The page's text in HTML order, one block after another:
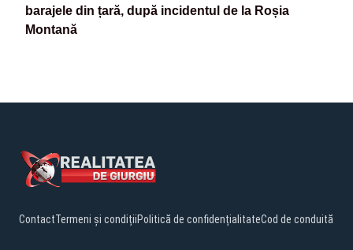
barajele din țară, după incidentul de la Roșia
Montană
ContactTermeni și condițiiPolitică de confidențialitateCod de conduită